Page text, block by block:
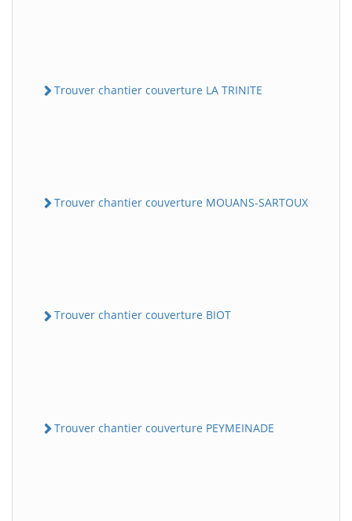
Trouver chantier couverture LA TRINITE
Trouver chantier couverture MOUANS-SARTOUX
Trouver chantier couverture BIOT
Trouver chantier couverture PEYMEINADE